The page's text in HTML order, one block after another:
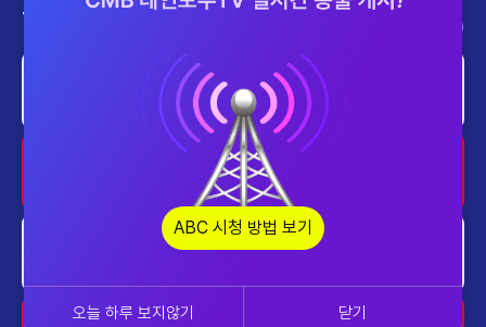
Today’s Program 2026-08-07 (금)
프라임 5 (Prime 5)
투데이 업&다운
AI 톡톡
ABC 시청 방법 보기
오늘 하루 보지않기 닫기